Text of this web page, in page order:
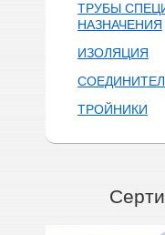
ТРУБЫ
НАЗНАЧЕНИЯ
ИЗОЛЯЦИЯ
ТРОЙНИКИ